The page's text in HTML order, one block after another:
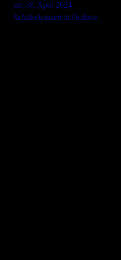
am 18. April 2024
Schülerkonzert in Grabow